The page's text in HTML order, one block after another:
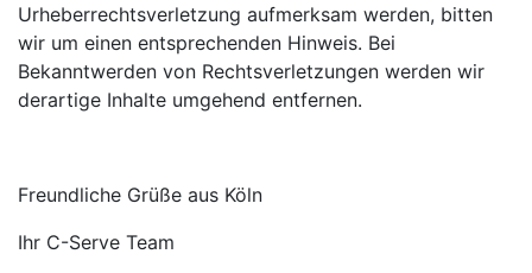
Urheberrechtsverletzung aufmerksam werden, bitten
wir um einen entsprechenden Hinweis. Bei
Bekanntwerden von Rechtsverletzungen werden wir
derartige Inhalte umgehend entfernen.
Freundliche Grüße aus Köln
Ihr C-Serve Team